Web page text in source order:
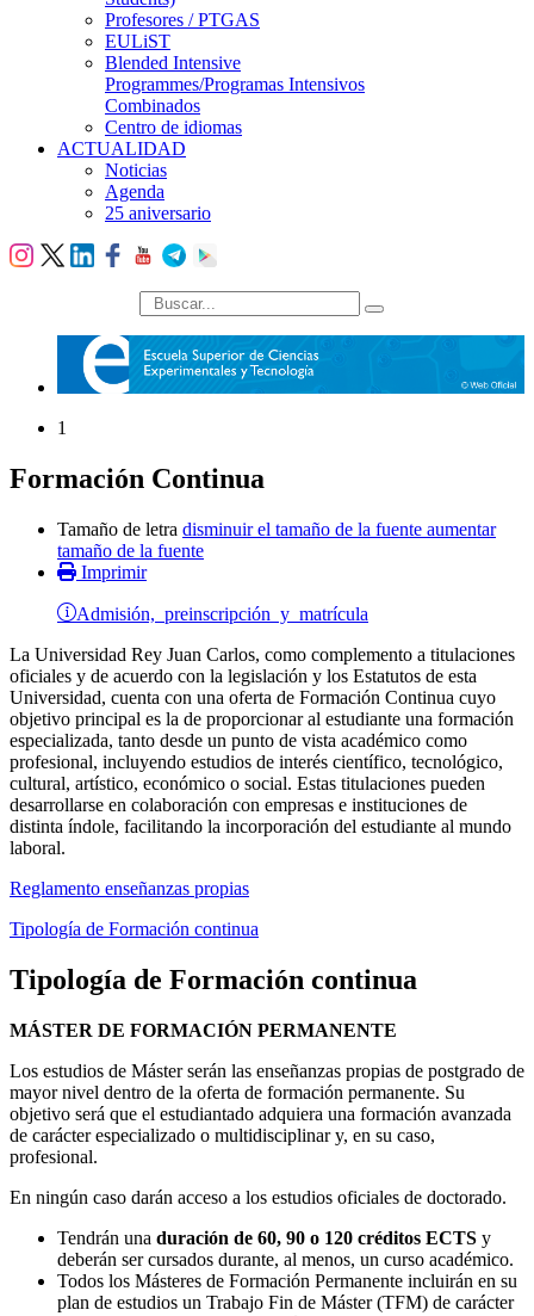
Profesores / PTGAS
EULiST
Blended Intensive
Programmes/Programas Intensivos
Combinados
Centro de idiomas
ACTUALIDAD
Noticias
Agenda
25 aniversario
búsqueda
1
Formación Continua
Tamaño de letra disminuir el tamaño de la fuente aumentar
tamaño de la fuente
Imprimir
Admisión, preinscripción y matrícula
La Universidad Rey Juan Carlos, como complemento a titulaciones
oficiales y de acuerdo con la legislación y los Estatutos de esta
Universidad, cuenta con una oferta de Formación Continua cuyo
objetivo principal es la de proporcionar al estudiante una formación
especializada, tanto desde un punto de vista académico como
profesional, incluyendo estudios de interés científico, tecnológico,
cultural, artístico, económico o social. Estas titulaciones pueden
desarrollarse en colaboración con empresas e instituciones de
distinta índole, facilitando la incorporación del estudiante al mundo
laboral.
Reglamento enseñanzas propias
Tipología de Formación continua
Tipología de Formación continua
MÁSTER DE FORMACIÓN PERMANENTE
Los estudios de Máster serán las enseñanzas propias de postgrado de
mayor nivel dentro de la oferta de formación permanente. Su
objetivo será que el estudiantado adquiera una formación avanzada
de carácter especializado o multidisciplinar y, en su caso,
profesional.
En ningún caso darán acceso a los estudios oficiales de doctorado.
Tendrán una duración de 60, 90 o 120 créditos ECTS y
deberán ser cursados durante, al menos, un curso académico.
Todos los Másteres de Formación Permanente incluirán en su
plan de estudios un Trabajo Fin de Máster (TFM) de carácter